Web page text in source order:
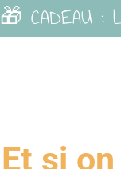
🎁 CADEAU :
Et si